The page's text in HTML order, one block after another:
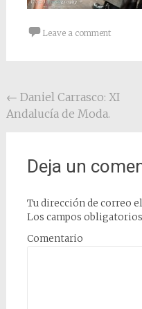
Leave a comment
Post navigation
← Daniel Carrasco: XI
Andalucía de Moda.
Deja un
Tu dirección de correo
Los campos
Comentario